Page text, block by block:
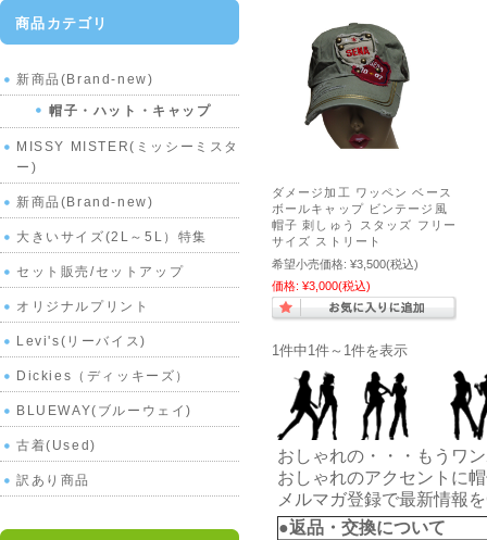
ダメージ加工 ワッペン ベース
ボールキャップ ビンテージ風
帽子 刺しゅう スタッズ フリー
サイズ ストリート
希望小売価格: ¥3,500(税込)
価格: ¥3,000(税込)
1件中1件～1件を表示
おしゃれの・・・もうワ
おしゃれのアクセントに
メルマガ登録で最新情報
●返品・交換について
商品カテゴリ
新商品(Brand-new)
帽子・ハット・キャップ
MISSY MISTER(ミッシーミスタ
ー)
新商品(Brand-new)
大きいサイズ(2L～5L）特集
セット販売/セットアップ
オリジナルプリント
Levi's(リーバイス)
Dickies（ディッキーズ）
BLUEWAY(ブルーウェイ)
古着(Used)
訳あり商品